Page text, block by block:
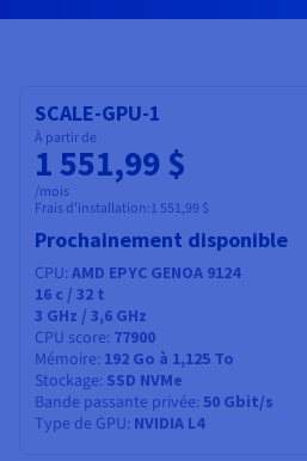
Tarifs
Roadmap & Changelog
SCALE-GPU-1
À partir de
1 551,99 $
/mois
Frais d'installation:1 551,99 $
Prochainement disponible
CPU AMD EPYC GENOA 9124
16 c / 32 t
3 GHz / 3,6 GHz
CPU score 77900
Mémoire 192 Go à 1,125 To
Stockage SSD NVMe
Bande passante privée 50 Gbit/s
Type de GPU NVIDIA L4